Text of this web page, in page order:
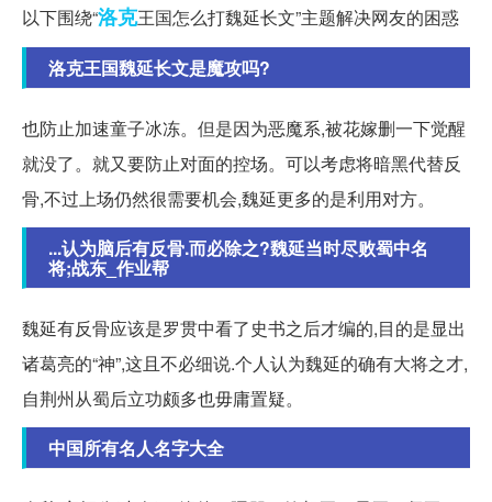
以下围绕“洛克王国怎么打魏延长文”主题解决网友的困惑
洛克王国魏延长文是魔攻吗?
也防止加速童子冰冻。但是因为恶魔系,被花嫁删一下觉醒
就没了。就又要防止对面的控场。可以考虑将暗黑代替反
骨,不过上场仍然很需要机会,魏延更多的是利用对方。
...认为脑后有反骨.而必除之?魏延当时尽败蜀中名
将;战东_作业帮
魏延有反骨应该是罗贯中看了史书之后才编的,目的是显出
诸葛亮的“神”,这且不必细说.个人认为魏延的确有大将之才,
自荆州从蜀后立功颇多也毋庸置疑。
中国所有名人名字大全